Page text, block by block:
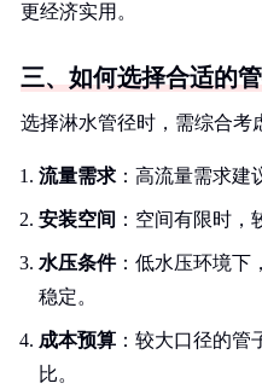
更经济实用。
三、如何选择合适的
选择淋水管径时，需综合考
流量需求 ：高流量需求建
安装空间 ：空间有限时，
水压条件：低水压环境下
稳定。
成本预算 ：较大口径的
比。